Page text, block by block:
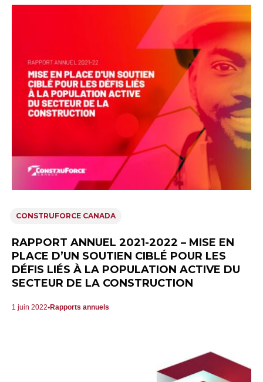
CONSTRUFORCE CANADA
RAPPORT ANNUEL 2021-2022 – MISE EN
PLACE D’UN SOUTIEN CIBLÉ POUR LES
DÉFIS LIÉS À LA POPULATION ACTIVE DU
SECTEUR DE LA CONSTRUCTION
1 juin 2022 Rapports annuels